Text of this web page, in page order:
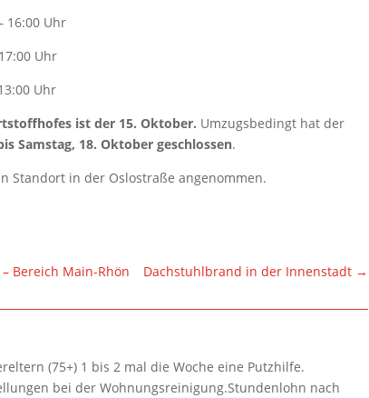
Uhr
Uhr
Uhr
ist der 15. Oktober. Umzugsbedingt hat der
Samstag, 18. Oktober geschlossen.
Standort in der Oslostraße angenommen.
Bereich Main-Rhön Dachstuhlbrand in der Innenstadt →
(75+) 1 bis 2 mal die Woche eine Putzhilfe.
bei der Wohnungsreinigung.Stundenlohn nach